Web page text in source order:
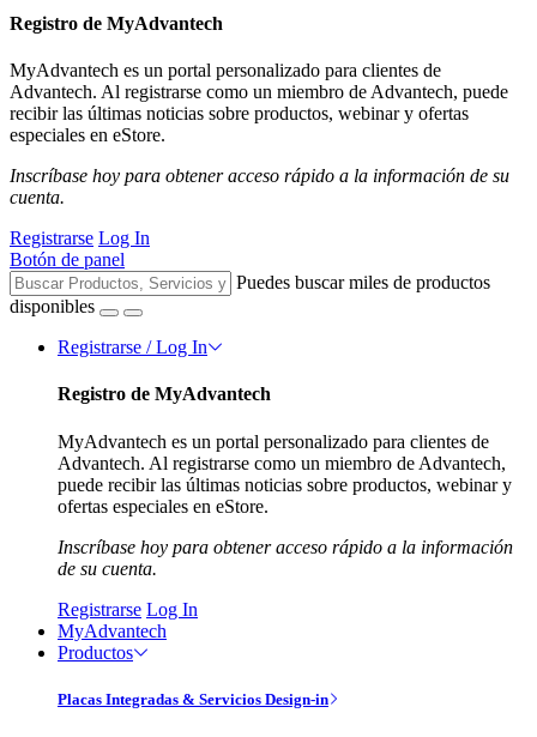
Registro de MyAdvantech
MyAdvantech es un portal personalizado para clientes de
Advantech. Al registrarse como un miembro de Advantech, puede
recibir las últimas noticias sobre productos, webinar y ofertas
especiales en eStore.
Inscríbase hoy para obtener acceso rápido a la información de su
cuenta.
Registrarse Log In
Botón de panel
Puedes buscar miles de productos
disponibles
Registrarse / Log In
Registro de MyAdvantech
MyAdvantech es un portal personalizado para clientes de
Advantech. Al registrarse como un miembro de Advantech,
puede recibir las últimas noticias sobre productos, webinar y
ofertas especiales en eStore.
Inscríbase hoy para obtener acceso rápido a la información
de su cuenta.
Registrarse Log In
MyAdvantech
Productos
Placas Integradas & Servicios Design-in